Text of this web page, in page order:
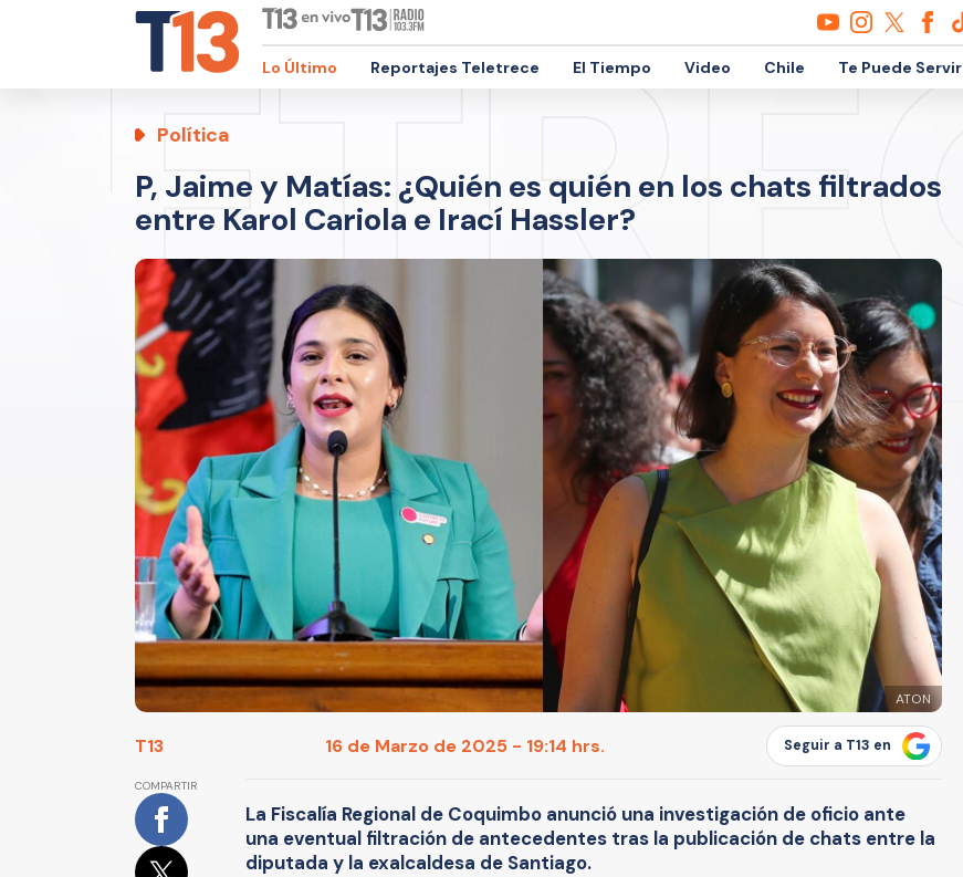
Lo Último Reportajes Teletrece El Tiempo Video Chile Te Puede Servir
Política
P, Jaime y Matías: ¿Quién es quién en los chats filtrados
entre Karol Cariola e Irací Hassler?
ATON
T13 16 de Marzo de 2025 - 19:14 hrs. Seguir a T13 en
COMPARTIR
La Fiscalía Regional de Coquimbo anunció una investigación de oficio ante
una eventual filtración de antecedentes tras la publicación de chats entre la
diputada y la exalcaldesa de Santiago.